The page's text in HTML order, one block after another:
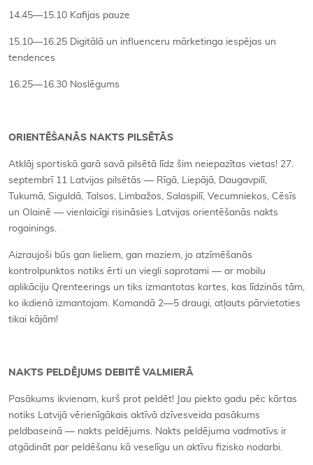
14.45—15.10 Kafijas pauze
15.10—16.25 Digitālā un influenceru mārketinga iespējas un
tendences
16.25—16.30 Noslēgums
ORIENTĒŠANĀS NAKTS PILSĒTĀS
Atklāj sportiskā garā savā pilsētā līdz šim neiepazītas vietas! 27.
septembrī 11 Latvijas pilsētās — Rīgā, Liepājā, Daugavpilī,
Tukumā, Siguldā, Talsos, Limbažos, Salaspilī, Vecumniekos, Cēsīs
un Olainē — vienlaicīgi risināsies Latvijas orientēšanās nakts
rogainings.
Aizraujoši būs gan lieliem, gan maziem, jo atzīmēšanās
kontrolpunktos notiks ērti un viegli saprotami — ar mobilu
aplikāciju Qrenteerings un tiks izmantotas kartes, kas līdzinās tām,
ko ikdienā izmantojam. Komandā 2—5 draugi, atļauts pārvietoties
tikai kājām!
NAKTS PELDĒJUMS DEBITĒ VALMIERĀ
Pasākums ikvienam, kurš prot peldēt! Jau piekto gadu pēc kārtas
notiks Latvijā vērienīgākais aktīvā dzīvesveida pasākums
peldbaseinā — nakts peldējums. Nakts peldējuma vadmotīvs ir
atgādināt par peldēšanu kā veselīgu un aktīvu fizisko nodarbi.